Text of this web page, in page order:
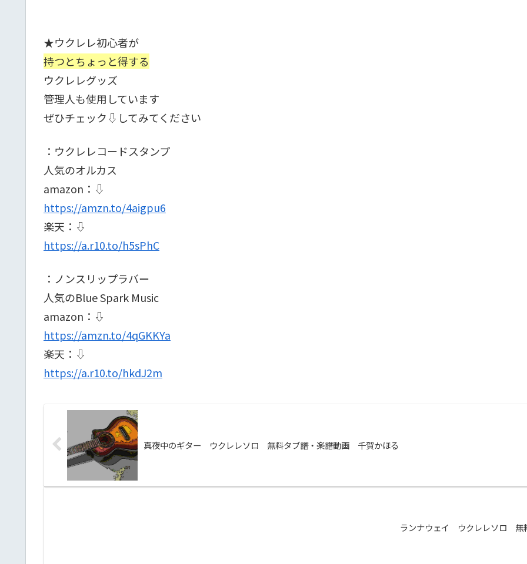
★ウクレレ初心者が
持つとちょっと得する
ウクレレグッズ
管理人も使用しています
ぜひチェック⇩してみてください
：ウクレレコードスタンプ
人気のオルカス
amazon：⇩
https://amzn.to/4aigpu6
楽天：⇩
https://a.r10.to/h5sPhC
：ノンスリップラバー
人気のBlue Spark Music
amazon：⇩
https://amzn.to/4qGKKYa
楽天：⇩
https://a.r10.to/hkdJ2m
真夜中のギター ウクレレソロ 無料タブ譜・楽譜動画 千賀かほる
ランナウェイ ウクレレソロ 無